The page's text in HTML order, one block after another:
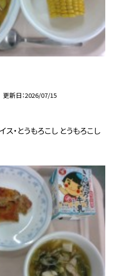
更新日 2026/07/15
・とうもろこし とうもろこし